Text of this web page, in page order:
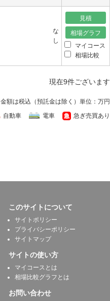
な
し
マイコース
相場比較
現在9件ございます
金額は税込（預託金は除く）単位：万円
自動車 電車 急ぎ売買あり
このサイトについて
サイトポリシー
プライバシーポリシー
サイトマップ
サイトの使い方
マイコースとは
相場比較グラフとは
お問い合わせ